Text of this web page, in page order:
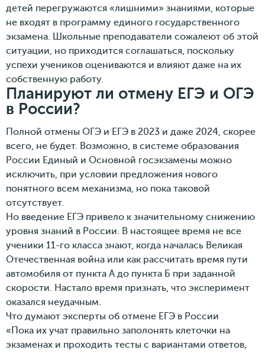
детей перегружаются «лишними» знаниями, которые
не входят в программу единого государственного
экзамена. Школьные преподаватели сожалеют об этой
ситуации, но приходится соглашаться, поскольку
успехи учеников оцениваются и влияют даже на их
собственную работу.
Планируют ли отмену ЕГЭ и ОГЭ
в России?
Полной отмены ОГЭ и ЕГЭ в 2023 и даже 2024, скорее
всего, не будет. Возможно, в системе образования
России Единый и Основной госэкзамены можно
исключить, при условии предложения нового
понятного всем механизма, но пока таковой
отсутствует.
Но введение ЕГЭ привело к значительному снижению
уровня знаний в России. В настоящее время не все
ученики 11-го класса знают, когда началась Великая
Отечественная война или как рассчитать время пути
автомобиля от пункта А до пункта Б при заданной
скорости. Настало время признать, что эксперимент
оказался неудачным.
Что думают эксперты об отмене ЕГЭ в России
«Пока их учат правильно заполонять клеточки на
экзаменах и проходить тесты с вариантами ответов,